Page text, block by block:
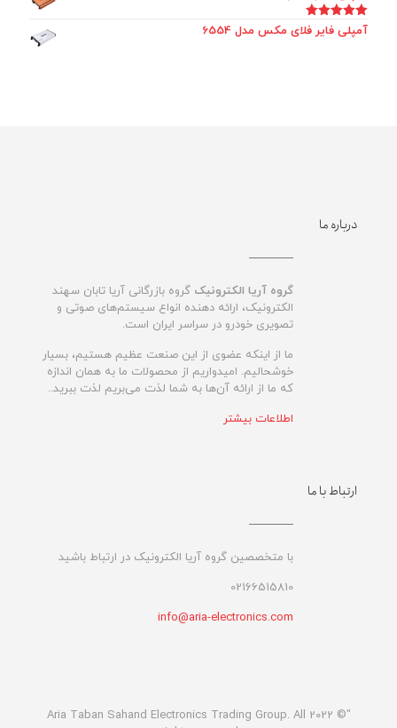
امتیاز
5.00
از 5
آمپلی فایر فلای مکس مدل 6554
درباره ما
گروه آریا الکترونیک گروه بازرگانی آریا تابان سهند
الکترونیک، ارائه دهنده انواع سیستم‌های صوتی و
تصویری خودرو در سراسر ایران است.
ما از اینکه عضوی از این صنعت عظیم هستیم، بسیار
خوشحالیم. امیدواریم از محصولات ما به همان اندازه
که ما از ارائه آن‌ها به شما لذت می‌‌بریم لذت ببرید..
اطلاعات بیشتر
ارتباط با ما
با متخصصین گروه آریا الکترونیک در ارتباط باشید
02166515810
info@aria-electronics.com
"© 2022 Aria Taban Sahand Electronics Trading Group. All